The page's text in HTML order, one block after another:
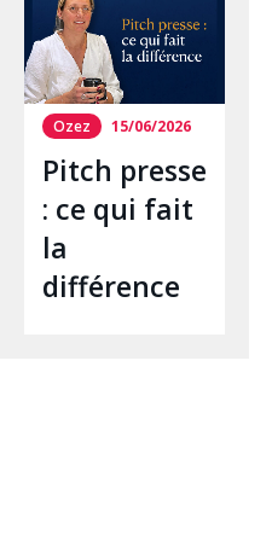
Ozez 15/06/2026
Pitch presse
: ce qui fait
la
différence